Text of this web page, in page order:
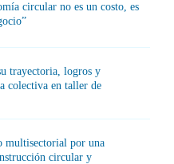
circular no es un costo, es
trayectoria, logros y
colectiva en taller de
multisectorial por una
circular y